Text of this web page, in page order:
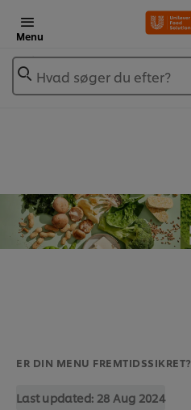
Menu
Hvad søger du efter?
ER DIN MENU FREMTIDSSIKRET?
Last updated: 28 Aug 2024